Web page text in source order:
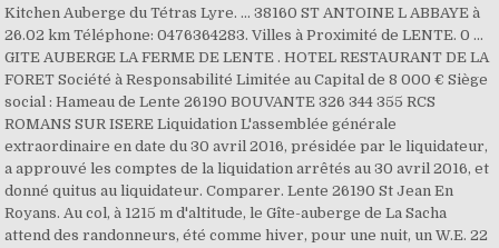
Kitchen Auberge du Tétras Lyre. ... 38160 ST ANTOINE L ABBAYE à
26.02 km Téléphone: 0476364283. Villes à Proximité de LENTE. 0 ...
GITE AUBERGE LA FERME DE LENTE . HOTEL RESTAURANT DE LA
FORET Société à Responsabilité Limitée au Capital de 8 000 € Siège
social : Hameau de Lente 26190 BOUVANTE 326 344 355 RCS
ROMANS SUR ISERE Liquidation L'assemblée générale
extraordinaire en date du 30 avril 2016, présidée par le liquidateur,
a approuvé les comptes de la liquidation arrêtés au 30 avril 2016, et
donné quitus au liquidateur. Comparer. Lente 26190 St Jean En
Royans. Au col, à 1215 m d'altitude, le Gîte-auberge de La Sacha
attend des randonneurs, été comme hiver, pour une nuit, un W.E. 22